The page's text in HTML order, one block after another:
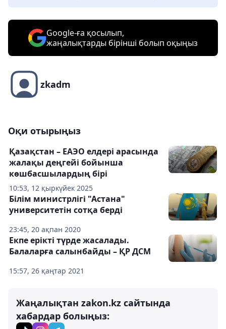
Google-ға қосылып,
жаңалықтарды бірінші болып оқыңыз
zkadm
Оқи отырыңыз
10:53, 12 қыркүйек 2025
Қазақстан – ЕАЭО елдері арасында
жалақы деңгейі бойынша
көшбасшылардың бірі
23:45, 20 ақпан 2020
Білім министрлігі "Астана"
университетін сотқа берді
15:57, 26 қаңтар 2021
Екпе ерікті түрде жасалады.
Балаларға салынбайды – ҚР ДСМ
Жаңалықтан zakon.kz сайтында
хабардар болыңыз: